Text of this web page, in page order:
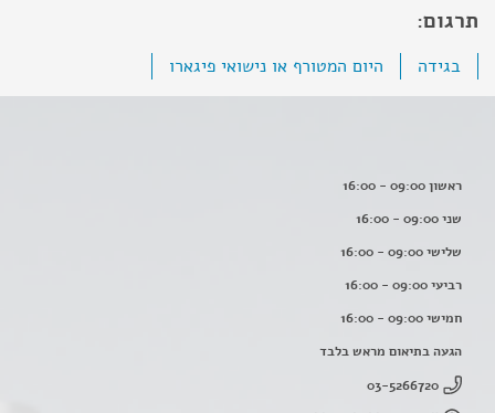
תרגום:
בגידה היום המטורף או נישואי פיגארו
ראשון 09:00 - 16:00
שני 09:00 - 16:00
שלישי 09:00 - 16:00
רביעי 09:00 - 16:00
חמישי 09:00 - 16:00
הגעה בתיאום מראש בלבד
03-5266720